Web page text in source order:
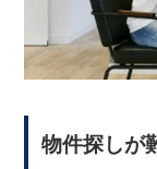
物件探しが